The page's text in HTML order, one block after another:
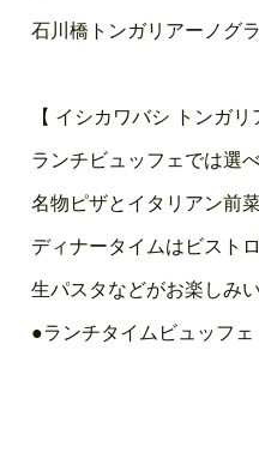
石川橋トンガリアーノグ
【 イシカワバシ トンガリ
ランチビュッフェでは選
名物ピザとイタリアン前
ディナータイムはビスト
生パスタなどがお楽しみ
●ランチタイムビュッフ